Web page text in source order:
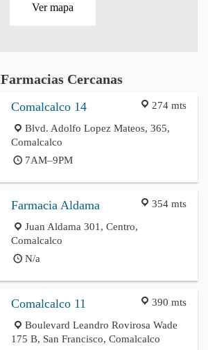
Ver mapa
Farmacias Cercanas
274 mts
Comalcalco 14
Blvd. Adolfo Lopez Mateos, 365,
Comalcalco
7AM–9PM
354 mts
Farmacia Aldama
Juan Aldama 301, Centro,
Comalcalco
N/a
390 mts
Comalcalco 11
Boulevard Leandro Rovirosa Wade
175 B, San Francisco, Comalcalco